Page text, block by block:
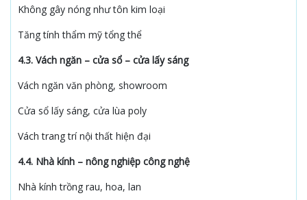
Không gây nóng như tôn kim loại
Tăng tính thẩm mỹ tổng thể
4.3. Vách ngăn – cửa sổ – cửa lấy sáng
Vách ngăn văn phòng, showroom
Cửa sổ lấy sáng, cửa lùa poly
Vách trang trí nội thất hiện đại
4.4. Nhà kính – nông nghiệp công nghệ
Nhà kính trồng rau, hoa, lan